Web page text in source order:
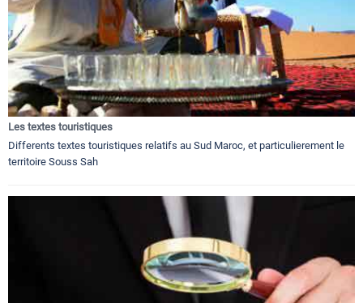
Les textes touristiques
Differents textes touristiques relatifs au Sud Maroc, et particulierement le
territoire Souss Sah